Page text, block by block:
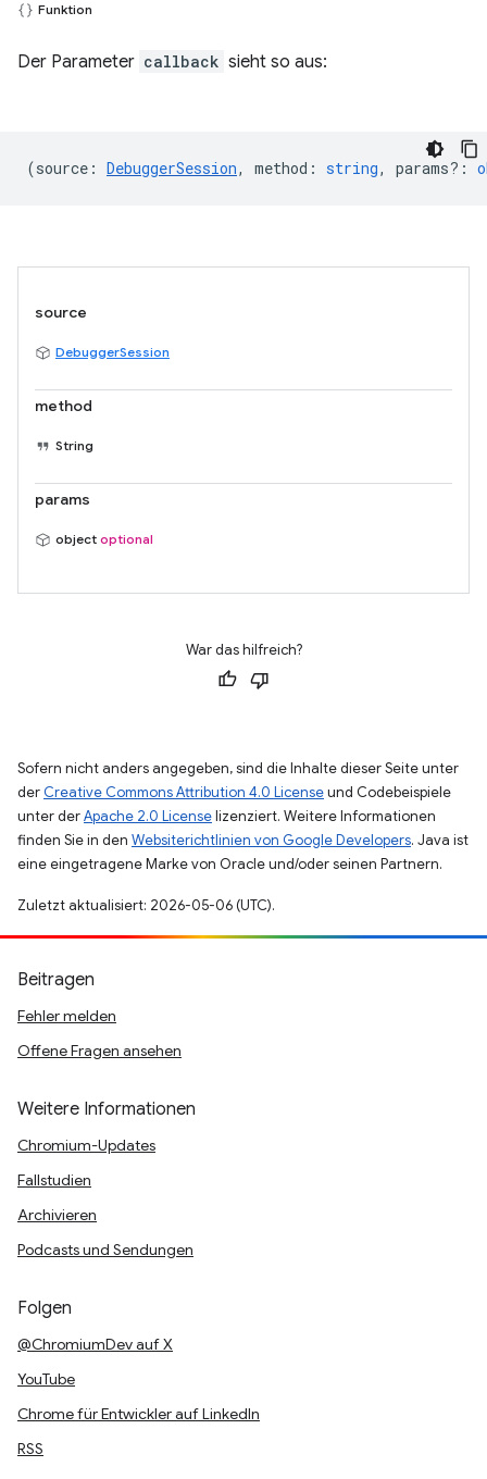
Funktion
Der Parameter callback sieht so aus:
(source : DebuggerSession, method : string, params? :
source
DebuggerSession
method
String
params
object optional
War das hilfreich?
Sofern nicht anders angegeben, sind die Inhalte dieser Seite unter
der Creative Commons Attribution 4.0 Licenseund Codebeispiele
unter derApache 2.0 Licenselizenziert. Weitere Informationen
finden Sie in den Websiterichtlinien von Google Developers. Java ist
eine eingetragene Marke von Oracle und/oder seinen Partnern.
Zuletzt aktualisiert: 2026-05-06 (UTC).
Beitragen
Fehler melden
Offene Fragen ansehen
Weitere Informationen
Chromium-Updates
Fallstudien
Archivieren
Podcasts und Sendungen
Folgen
@ChromiumDev auf X
YouTube
Chrome für Entwickler auf LinkedIn
RSS